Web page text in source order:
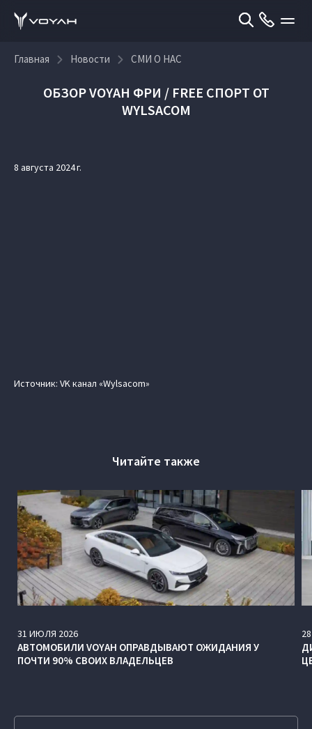
Главная Новости СМИ О НАС
ОБЗОР VOYAH ФРИ / FREE СПОРТ ОТ
WYLSACOM
8 августа 2024 г.
Источник: VK канал «Wylsacom»
Читайте также
31 ИЮЛЯ 2026
АВТОМОБИЛИ VOYAH ОПРАВДЫВАЮТ ОЖИДАНИЯ У
ПОЧТИ 90% СВОИХ ВЛАДЕЛЬЦЕВ
28